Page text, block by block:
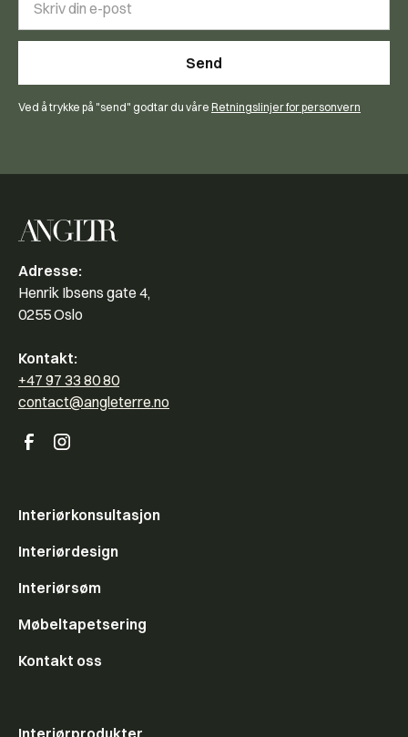
Ved å trykke på "send" godtar du våre Retningslinjer for personvern
Adresse:
Henrik Ibsens gate 4,
0255 Oslo
Kontakt:
+47 97 33 80 80
contact@angleterre.no
Interiørkonsultasjon
Interiørdesign
Interiørsøm
Møbeltapetsering
Kontakt oss